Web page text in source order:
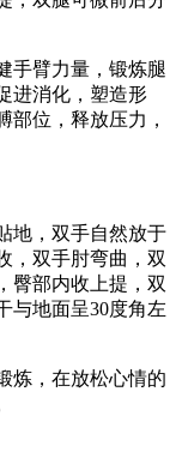
手臂力量，锻炼腿
进消化，塑造形
部位，释放压力，
地，双手自然放于
，双手肘弯曲，双
臀部内收上提，双
与地面呈30度角左
炼，在放松心情的